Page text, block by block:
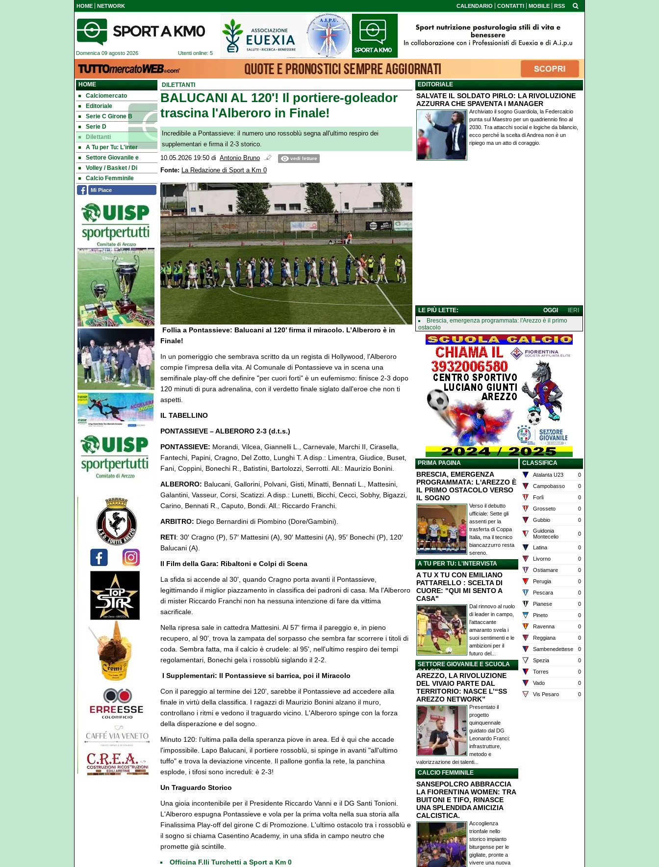
HOME NETWORK CALENDARIO CONTATTI MOBILE RSS
Domenica 09 agosto 2026 Utenti online: 5
HOME
Calciomercato
Editoriale
Serie C Girone B
Serie D
Dilettanti
A Tu per Tu: L'inter
Settore Giovanile e
Volley / Basket / Di
Calcio Femminile
Mi Piace
DILETTANTI
BALUCANI AL 120'! Il portiere-goleador
trascina l'Alberoro in Finale!
Incredibile a Pontassieve: il numero uno rossoblù segna all'ultimo respiro dei
supplementari e firma il 2-3 storico.
10.05.2026 19:50 di Antonio Bruno vedi letture
Fonte: La Redazione di Sport a Km 0
️ Follia a Pontassieve: Balucani al 120’ firma il miracolo. L’Alberoro è in
Finale!
In un pomeriggio che sembrava scritto da un regista di Hollywood, l'Alberoro
compie l'impresa della vita. Al Comunale di Pontassieve va in scena una
semifinale play-off che definire "per cuori forti" è un eufemismo: finisce 2-3 dopo
120 minuti di pura adrenalina, con il verdetto finale siglato dall'eroe che non ti
aspetti.
IL TABELLINO
PONTASSIEVE – ALBERORO 2-3 (d.t.s.)
PONTASSIEVE: Morandi, Vilcea, Giannelli L., Carnevale, Marchi II, Cirasella,
Fantechi, Papini, Cragno, Del Zotto, Lunghi T. A disp.: Limentra, Giudice, Buset,
Fani, Coppini, Bonechi R., Batistini, Bartolozzi, Serrotti. All.: Maurizio Bonini.
ALBERORO: Balucani, Gallorini, Polvani, Gisti, Minatti, Bennati L., Mattesini,
Galantini, Vasseur, Corsi, Scatizzi. A disp.: Lunetti, Bicchi, Cecci, Sobhy, Bigazzi,
Carino, Bennati R., Caputo, Bondi. All.: Riccardo Franchi.
ARBITRO: Diego Bernardini di Piombino (Dore/Gambini).
RETI: 30′ Cragno (P), 57′ Mattesini (A), 90′ Mattesini (A), 95′ Bonechi (P), 120′
Balucani (A).
Il Film della Gara: Ribaltoni e Colpi di Scena
La sfida si accende al 30', quando Cragno porta avanti il Pontassieve,
legittimando il miglior piazzamento in classifica dei padroni di casa. Ma l'Alberoro
di mister Riccardo Franchi non ha nessuna intenzione di fare da vittima
sacrificale.
Nella ripresa sale in cattedra Mattesini. Al 57' firma il pareggio e, in pieno
recupero, al 90', trova la zampata del sorpasso che sembra far scorrere i titoli di
coda. Sembra fatta, ma il calcio è crudele: al 95', nell'ultimo respiro dei tempi
regolamentari, Bonechi gela i rossoblù siglando il 2-2.
️ I Supplementari: Il Pontassieve si barrica, poi il Miracolo
Con il pareggio al termine dei 120', sarebbe il Pontassieve ad accedere alla
finale in virtù della classifica. I ragazzi di Maurizio Bonini alzano il muro,
controllano i ritmi e vedono il traguardo vicino. L'Alberoro spinge con la forza
della disperazione e del sogno.
Minuto 120: l'ultima palla della speranza piove in area. Ed è qui che accade
l'impossibile. Lapo Balucani, il portiere rossoblù, si spinge in avanti "all'ultimo
tuffo" e trova la deviazione vincente. Il pallone gonfia la rete, la panchina
esplode, i tifosi sono increduli: è 2-3!
Un Traguardo Storico
Una gioia incontenibile per il Presidente Riccardo Vanni e il DG Santi Tonioni.
L'Alberoro espugna Pontassieve e vola per la prima volta nella sua storia alla
Finalissima Play-off del girone C di Promozione. L'ultimo ostacolo tra i rossoblù e
il sogno si chiama Casentino Academy, in una sfida in campo neutro che
promette già scintille.
Officina F.lli Turchetti a Sport a Km 0
EDITORIALE
SALVATE IL SOLDATO PIRLO: LA RIVOLUZIONE
AZZURRA CHE SPAVENTA I MANAGER
Archiviato il sogno Guardiola, la Federcalcio
punta sul Maestro per un quadriennio fino al
2030. Tra attacchi social e logiche da bilancio,
ecco perché la scelta di Andrea non è un
ripiego ma un atto di coraggio.
LE PIÙ LETTE: IERI
OGGI
Brescia, emergenza programmata: l'Arezzo è il primo
ostacolo
PRIMA PAGINA
BRESCIA, EMERGENZA
PROGRAMMATA: L'AREZZO È
IL PRIMO OSTACOLO VERSO
IL SOGNO
Verso il debutto
ufficiale: Sette gli
assenti per la
trasferta di Coppa
Italia, ma il tecnico
biancazzurro resta
sereno.
A TU PER TU: L'INTERVISTA
A TU X TU CON EMILIANO
PATTARELLO : SCELTA DI
CUORE: "QUI MI SENTO A
CASA"
Dal rinnovo al ruolo
di leader in campo,
l’attaccante
amaranto svela i
suoi sentimenti e le
ambizioni per il
futuro del...
SETTORE GIOVANILE E SCUOLA
CALCIO
AREZZO, LA RIVOLUZIONE
DEL VIVAIO PARTE DAL
TERRITORIO: NASCE L’“SS
AREZZO NETWORK”
Presentato il
progetto
quinquennale
guidato dal DG
Leonardo Franci:
infrastrutture,
metodo e
valorizzazione dei talenti...
CALCIO FEMMINILE
SANSEPOLCRO ABBRACCIA
LA FIORENTINA WOMEN: TRA
BUITONI E TIFO, RINASCE
UNA SPLENDIDA AMICIZIA
CALCISTICA.
Accoglienza
trionfale nello
storico impianto
biturgense per le
gigliate, pronte a
vivere una nuova
CLASSIFICA
Atalanta U23
0
Campobasso
0
Forlì
0
Grosseto
0
Gubbio
0
Guidonia
Montecelio
0
Latina
0
Livorno
0
Ostiamare
0
Perugia
0
Pescara
0
Pianese
0
Pineto
0
Ravenna
0
Reggiana
0
Sambenedettese
0
Spezia
0
Torres
0
Vado
0
Vis Pesaro
0